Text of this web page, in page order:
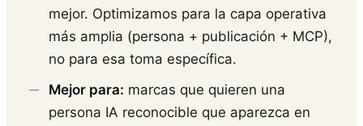
mejor. Optimizamos para la capa operativa
más amplia (persona + publicación + MCP),
no para esa toma específica.
Mejor para: marcas que quieren una
persona IA reconocible que aparezca en